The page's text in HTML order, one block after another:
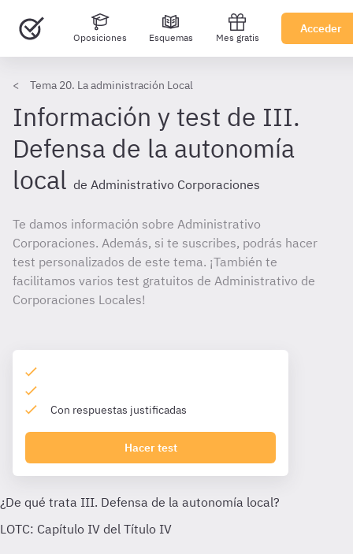
Oposiciones Esquemas Mes gratis
Acceder
Tema 20. La administración Local
Información y test de III.
Defensa de la autonomía
local de Administrativo Corporaciones
Te damos información sobre Administrativo
Corporaciones. Además, si te suscribes, podrás hacer
test personalizados de este tema. ¡También te
facilitamos varios test gratuitos de Administrativo de
Corporaciones Locales!
Con respuestas justificadas
Hacer test